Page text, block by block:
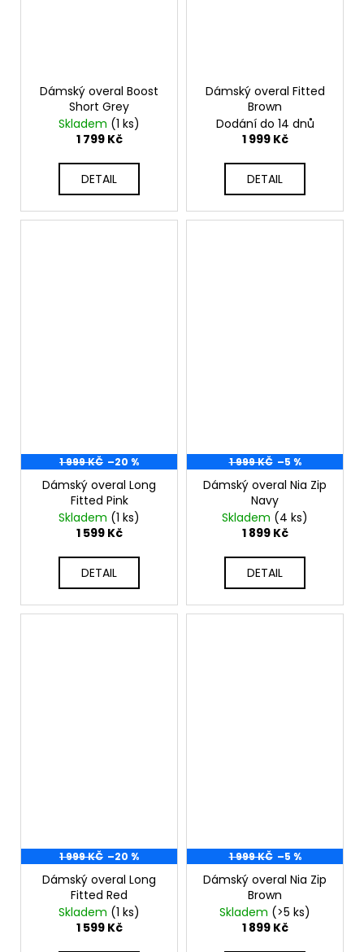
Dámský overal Boost
Short Grey
Skladem (1 ks)
1 799 Kč
DETAIL
Dámský overal Fitted
Brown
Dodání do 14 dnů
1 999 Kč
DETAIL
1 999 KČ –20 %
Dámský overal Long
Fitted Pink
Skladem (1 ks)
1 599 Kč
DETAIL
1 999 KČ –5 %
Dámský overal Nia Zip
Navy
Skladem (4 ks)
1 899 Kč
DETAIL
1 999 KČ –20 %
Dámský overal Long
Fitted Red
Skladem (1 ks)
1 599 Kč
1 999 KČ –5 %
Dámský overal Nia Zip
Brown
Skladem (>5 ks)
1 899 Kč